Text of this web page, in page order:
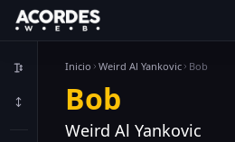
Inicio Weird Al Yankovic Bob
Bob
Weird Al Yankovic